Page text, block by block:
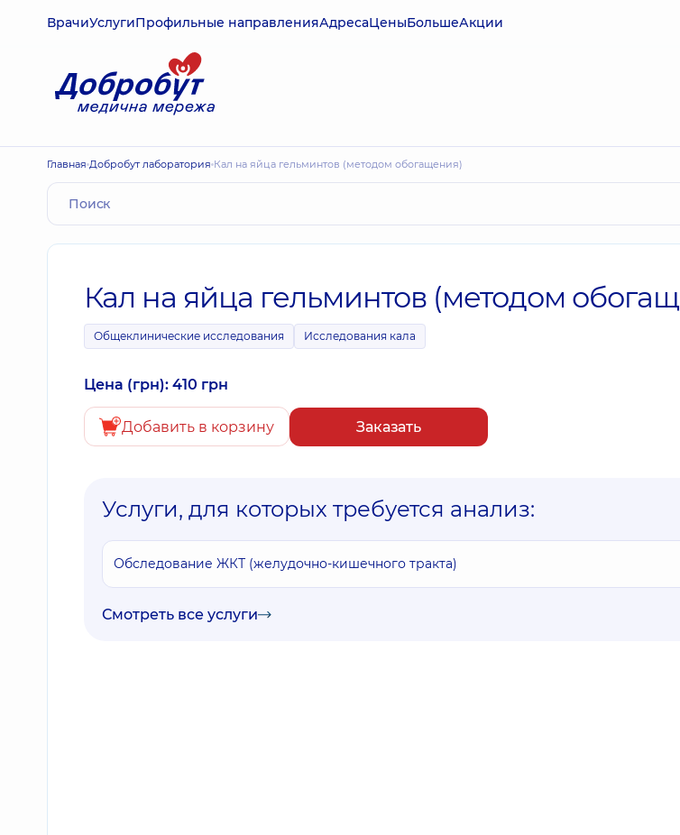
ВрачиУслугиПрофильные направленияАдресаЦеныБольшеАкции
Главная Добробут лаборатория Кал на яйца гельминтов (методом обогащения)
Кал на яйца гельминтов (методом
Общеклинические исследования Исследования кала
Цена (грн): 410 грн
Добавить в корзину Заказать
Услуги, для которых требуется анализ:
Обследование ЖКТ (желудочно-кишечного тракта)
Смотреть все услуги